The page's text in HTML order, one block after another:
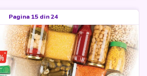
Pagina 15 din 24